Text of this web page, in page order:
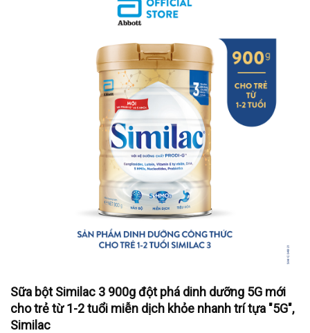
Sữa bột Similac 3 900g đột phá dinh dưỡng 5G mới
cho trẻ từ 1-2 tuổi miễn dịch khỏe nhanh trí tựa "5G",
Similac